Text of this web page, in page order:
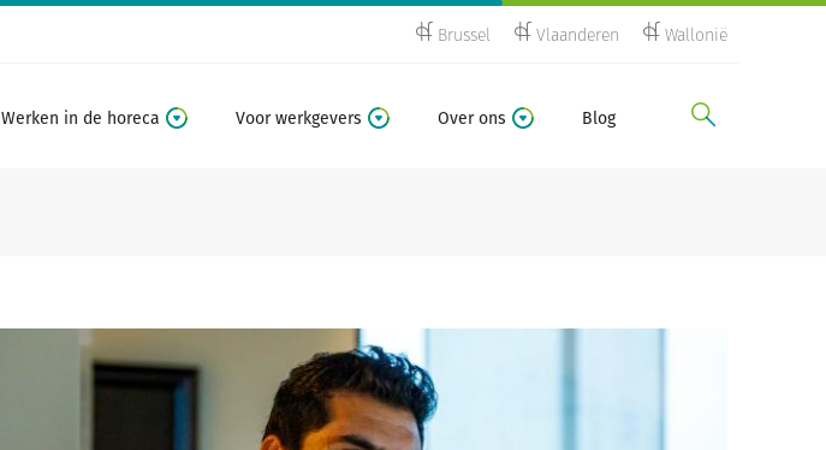
Brussel Vlaanderen Wallonië
Werken in de horeca Voor werkgevers Over ons Blog